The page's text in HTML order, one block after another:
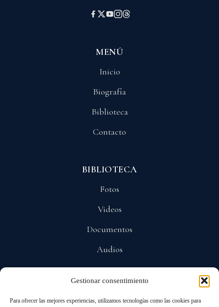
Gestionar consentimiento
Para ofrecer las mejores experiencias, utilizamos tecnologías como las cookies para
MENÚ
Inicio
Biografía
Biblioteca
Contacto
BIBLIOTECA
Fotos
Videos
Documentos
Audios